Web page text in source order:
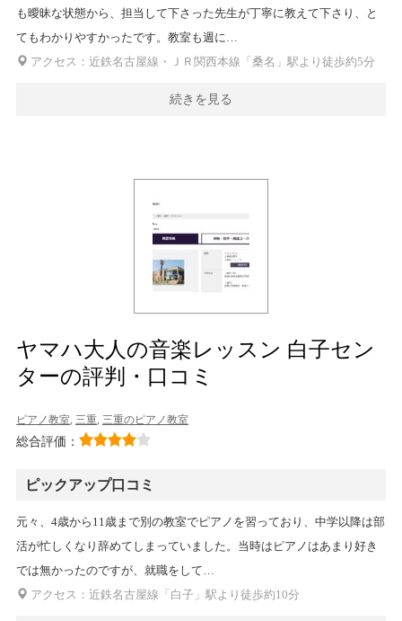
も曖昧な状態から、担当して下さった先生が丁寧に教えて下さり、と
てもわかりやすかったです。教室も週に…
アクセス：近鉄名古屋線・ＪＲ関西本線「桑名」駅より徒歩約5分
続きを見る
ヤマハ大人の音楽レッスン 白子セン
ターの評判・口コミ
ピアノ教室, 三重, 三重のピアノ教室
総合評価：
ピックアップ口コミ
元々、4歳から11歳まで別の教室でピアノを習っており、中学以降は部
活が忙しくなり辞めてしまっていました。当時はピアノはあまり好き
では無かったのですが、就職をして…
アクセス：近鉄名古屋線「白子」駅より徒歩約10分